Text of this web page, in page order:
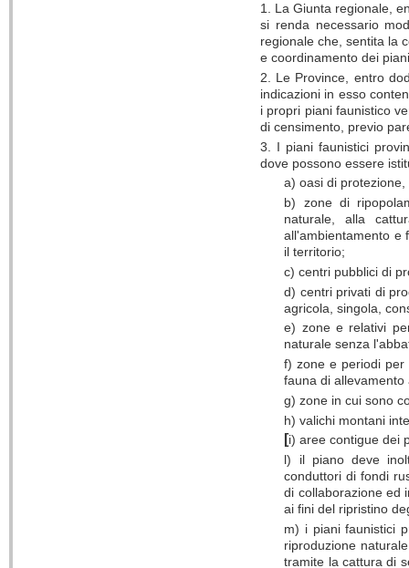
1. La Giunta regionale,
si renda necessario
regionale che, sentita la
e coordinamento dei
2. Le Province, entro
indicazioni in esso
i propri piani faunistico
di censimento, previo
3. I piani faunistici
dove possono essere
a) oasi di
b) zone di
naturale, alla
all'ambientamento e
il territorio;
c) centri pubblici di
d) centri privati di
agricola, singola,
e) zone e relativi
naturale senza
f) zone e periodi per
fauna di
g) zone in cui sono
h) valichi montani
[i)aree contigue dei
l) il piano deve
conduttori di fondi
di collaborazione ed
ai fini del ripristino
m) i piani faunistici
riproduzione
tramite la cattura di